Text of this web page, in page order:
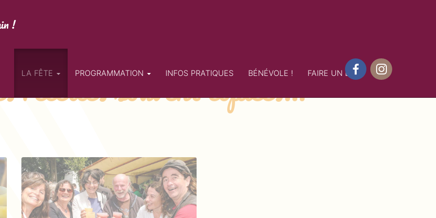
!
LA FÊTE PROGRAMMATION INFOS PRATIQUES BÉNÉVOLE !
FAIRE UN DON
recettes souvent copiées…